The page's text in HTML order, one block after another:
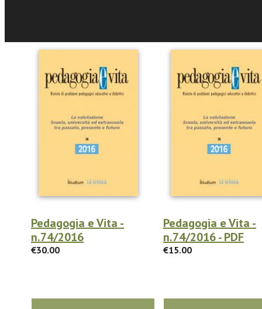
Pedagogia e Vita -
n.74/2016
€30.00
Pedagogia e Vita -
n.74/2016 - PDF
€15.00